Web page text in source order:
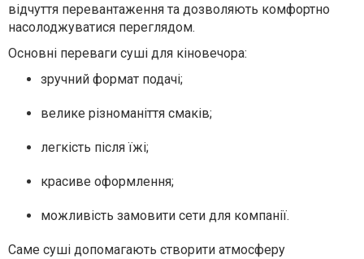
відчуття перевантаження та дозволяють комфортно
насолоджуватися переглядом.
Основні переваги суші для кіновечора:
зручний формат подачі;
велике різноманіття смаків;
легкість після їжі;
красиве оформлення;
можливість замовити сети для компанії.
Саме суші допомагають створити атмосферу